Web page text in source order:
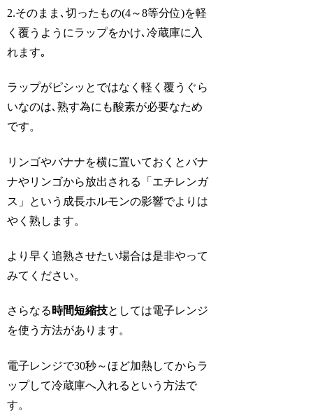
2.そのまま､切ったもの(4～8等分位)を軽
く覆うようにラップをかけ､冷蔵庫に入
れます｡
ラップがピシッとではなく軽く覆うぐら
いなのは､熟す為にも酸素が必要なため
です。
リンゴやバナナを横に置いておくとバナ
ナやリンゴから放出される「エチレンガ
ス」という成長ホルモンの影響でよりは
やく熟します。
より早く追熟させたい場合は是非やって
みてください。
さらなる 時間短縮技としては電子レンジ
を使う方法があります。
電子レンジで30秒～ほど加熱してからラ
ップして冷蔵庫へ入れるという方法で
す。